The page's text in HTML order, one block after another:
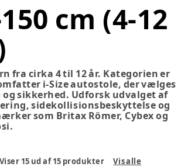
cm (4-12
fra cirka 4 til 12 år. Kategorien er
i-Size autostole, der vælges
sikkerhed. Udforsk udvalget af
sidekollisionsbeskyttelse og
som Britax Römer, Cybex og
Viser 15 ud af 15 produkter Vis alle